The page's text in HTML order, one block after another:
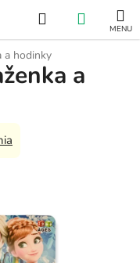
Hľadať
KOŠÍK
a hodinky
a